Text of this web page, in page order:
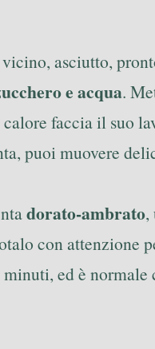
vicino, asciutto,
e acqua.
faccia il suo
puoi muovere
dorato-ambrato,
con attenzione
ed è normale